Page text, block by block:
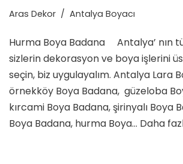
Aras Dekor Antalya Boyacı
Hurma Boya Badana Antalya’ nın
sizlerin dekorasyon ve boya işlerini
seçin, biz uygulayalım. Antalya Lara
örnekköy Boya Badana, güzeloba
kırcami Boya Badana, şirinyalı Boya
Boya Badana, hurma Boya… Daha